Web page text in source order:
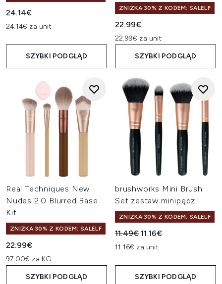
24.14€
24.14€ za unit
SZYBKI PODGLĄD
ZNIŻKA 30% Z KODEM: SALELF
22.99€
22.99€ za unit
SZYBKI PODGLĄD
Real Techniques New
Nudes 2.0 Blurred Base
Kit
ZNIŻKA 30% Z KODEM: SALELF
22.99€
97.00€ za KG
SZYBKI PODGLĄD
brushworks Mini Brush
Set zestaw minipędzli
ZNIŻKA 30% Z KODEM: SALELF
Sugerowana cena
11.49€Aktualna cena:
11.16€
11.16€ za unit
SZYBKI PODGLĄD